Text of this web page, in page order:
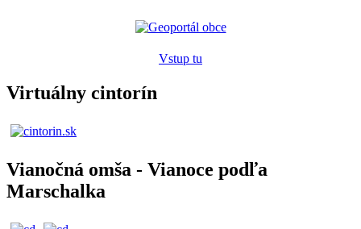
Vstup tu
Virtuálny cintorín
Vianočná omša - Vianoce podľa
Marschalka